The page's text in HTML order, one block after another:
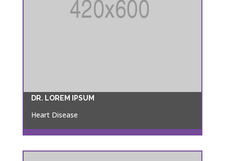
DR. LOREM IPSUM
Heart Disease